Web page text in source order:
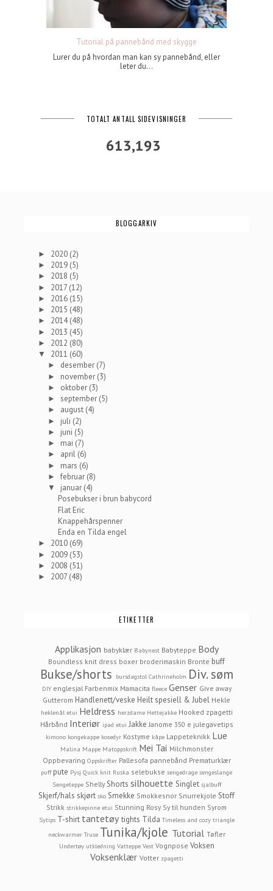
Tutorial på pannebånd med skygge
Lurer du på hvordan man kan sy pannebånd, eller
leter du...
TOTALT ANTALL SIDEVISNINGER
613,193
BLOGGARKIV
► 2020 (2)
► 2019 (5)
► 2018 (5)
► 2017 (12)
► 2016 (15)
► 2015 (48)
► 2014(48)
► 2013 (45)
► 2012 (80)
▼ 2011 (60)
► desember (7)
► november (3)
► oktober (3)
►september (5)
► august (4)
► juli (2)
► juni (5)
► mai (7)
► april (6)
► mars (6)
►februar (8)
▼ januar (4)
Posebukser i brun babycord
Flat Eric
Knappehårspenner
Enda en Tilda engel
► 2010 (69)
► 2009 (53)
► 2008 (51)
► 2007 (48)
ETIKETTER
Applikasjon babyklær Babynest Babyteppe Body
Boundless knit dress boxer broderimaskin Bronte buff
Bukse/shorts bursdagstol Cathrineholm Div. søm
DIY englesjal Farbenmix Mamacita fleece Genser Give away
Gutterom Handlenett/veske Heilt spesiell & Jubel Hekle
heklenål etui Heldress herzdame Hettejakke Hooked zpagetti
Hårbånd Interiør ipad etui Jakke Janome 350 e julegavetips
kimono kongekappe kosedyr Kostyme kåpe Lappeteknikk Lue
Malina Mappe Matoppskrift Mei Tai Milchmonster
Oppbevaring Oppskrifter Pallesofa pannebånd Prematurklær
puff pute Pysj Quick knit Ruska selebukse sengedrage sengeslange
Sengeteppe Shelly Shorts silhouette Singlet sjalbuff
Skjerf/hals skjørt sko Smekke Smokkesnor Snurrekjole Stoff
Strikk strikkepinne etui Stunning Rosy Sy til hunden Syrom
Sytips T-shirt tantetøy tights Tilda Timeless and cozy triangle
neckwarmer Truse Tunika/kjole Tutorial Tøfler
Undertøy utkledning Vatteppe Vest Vognpose Voksen
Voksenklær Votter zpagetti